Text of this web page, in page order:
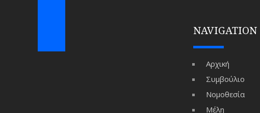
NAVIGATION
Αρχική
Συμβούλιο
Νομοθεσία
Μέλη